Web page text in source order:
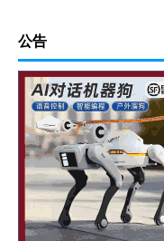
公告